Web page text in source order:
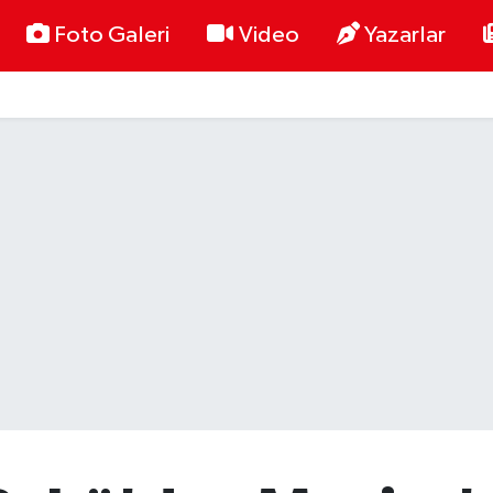
Foto Galeri Video Yazarlar